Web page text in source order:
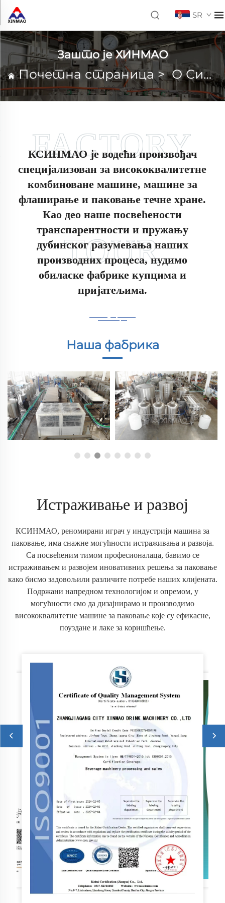
SR
Зашто је ХИНМАО
Почетна страница >О Синмао-у
КСИНМАО је водећи произвођач
специјализован за висококвалитетне
комбиноване машине, машине за
флаширање и паковање течне хране.
Као део наше посвећености
транспарентности и пружању
дубинског разумевања наших
производних процеса, нудимо
обиласке фабрике купцима и
пријатељима.
Наша фабрика
Истраживање и развој
КСИНМАО, реномирани играч у индустрији машина за
паковање, има снажне могућности истраживања и развоја.
Са посвећеним тимом професионалаца, бавимо се
истраживањем и развојем иновативних решења за паковање
како бисмо задовољили различите потребе наших клијената.
Подржани напредном технологијом и опремом, у
могућности смо да дизајнирамо и производимо
висококвалитетне машине за паковање које су ефикасне,
поуздане и лаке за коришћење.